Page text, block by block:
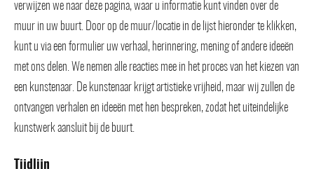
verwijzen we naar deze pagina, waar u informatie kunt vinden over de
muur in uw buurt. Door op de muur/locatie in de lijst hieronder te klikken,
kunt u via een formulier uw verhaal, herinnering, mening of andere ideeën
met ons delen. We nemen alle reacties mee in het proces van het kiezen van
een kunstenaar. De kunstenaar krijgt artistieke vrijheid, maar wij zullen de
ontvangen verhalen en ideeën met hen bespreken, zodat het uiteindelijke
kunstwerk aansluit bij de buurt.
Tijdlijn